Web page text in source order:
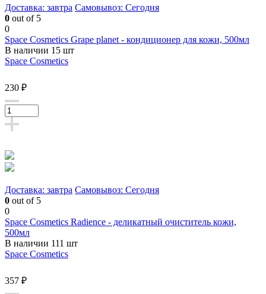
Доставка: завтра Самовывоз: Сегодня
0 out of 5
0
Space Cosmetics Grape planet - кондиционер для кожи, 500мл
В наличии 15 шт
Space Cosmetics
230 ₽
Доставка: завтра Самовывоз: Сегодня
0 out of 5
0
Space Cosmetics Radience - деликатный очиститель кожи,
500мл
В наличии 111 шт
Space Cosmetics
357 ₽